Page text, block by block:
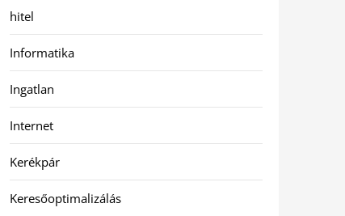
hitel
Informatika
Ingatlan
Internet
Kerékpár
Keresőoptimalizálás